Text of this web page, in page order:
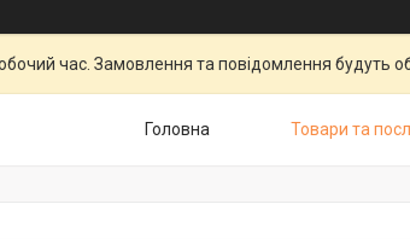
час. Замовлення та повідомлення будуть
Головна Товари та